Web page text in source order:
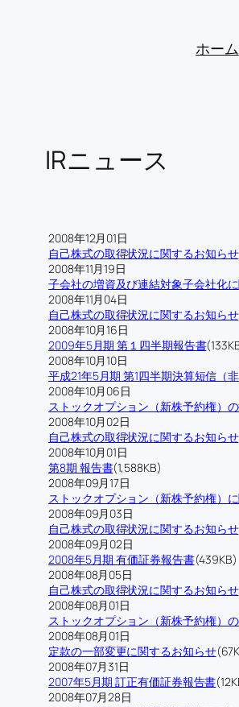
ホーム
IRニュース
2008年12月01日
自己株式の取得状況に関するお知らせ
2008年11月19日
子会社の増資及び連結対象子会社化
2008年11月04日
自己株式の取得状況に関するお知らせ
2008年10月16日
2009年5月期 第１四半期報告書
2008年10月10日
平成21年5月期 第1四半期決算短信（非
2008年10月06日
ストックオプション（新株予約権）
2008年10月02日
自己株式の取得状況に関するお知らせ
2008年10月01日
第8期 報告書(1,588KB)
2008年09月17日
ストックオプション（新株予約権）
2008年09月03日
自己株式の取得状況に関するお知らせ
2008年09月02日
2008年5月期 有価証券報告書(439KB)
2008年08月05日
自己株式の取得状況に関するお知らせ
2008年08月01日
ストックオプション（新株予約権）
2008年08月01日
定款の一部変更に関するお知らせ
2008年07月31日
2007年5月期 訂正有価証券報告書
2008年07月28日